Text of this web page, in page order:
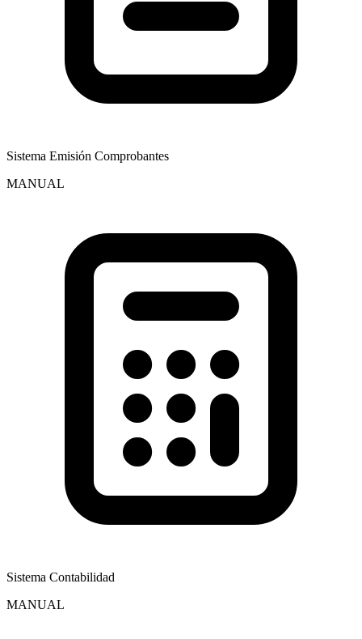
Sistema Emisión Comprobantes
MANUAL
Sistema Contabilidad
MANUAL